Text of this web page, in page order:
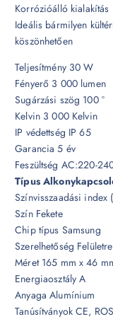
Korrózióálló kialakítás
Ideális bármilyen
köszönhetően
Teljesítmény 30 W
Fényerő 3 000 lumen
Sugárzási szög 100 °
Kelvin 3 000 Kelvin
IP védettség IP 65
Garancia 5 év
Feszültség AC:220-
Típus
Színvisszaadási index
Szín Fekete
Chip típus Samsung
Szerelhetőség
Méret 165 mm x 46
Energiaosztály A
Anyaga Alumínium
Tanúsítványok CE,